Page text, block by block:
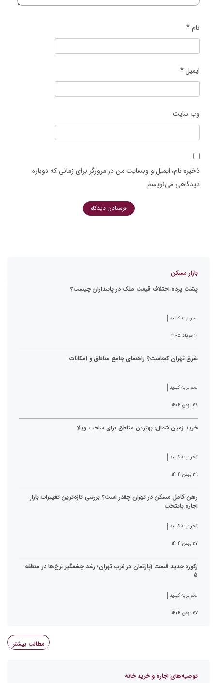
نام*
ایمیل*
وب‌ سایت
ذخیره نام، ایمیل و وبسایت من در مرورگر برای زمانی که دوباره
دیدگاهی می‌نویسم.
بازار مسکن
پشت پرده اختلاف قیمت ملک در پاسداران چیست؟
تحریریه کیلید
۱۰ مرداد ۱۴۰۵
شرق تهران کجاست؟ راهنمای جامع مناطق و امکانات
تحریریه کیلید
۲۹ بهمن ۱۴۰۴
خرید زمین شمال: بهترین مناطق برای ساخت ویلا
تحریریه کیلید
۲۹ بهمن ۱۴۰۴
رهن کامل مسکن در تهران چقدر است؟ بررسی تازه‌ترین تغییرات بازار
اجاره پایتخت
تحریریه کیلید
۲۷ بهمن ۱۴۰۴
رکورد جدید قیمت آپارتمان در غرب تهران؛ رشد چشمگیر نرخ‌ها در منطقه
۵
تحریریه کیلید
۲۷ بهمن ۱۴۰۴
مطالب بیشتر
توصیه‌های اجاره و خرید خانه